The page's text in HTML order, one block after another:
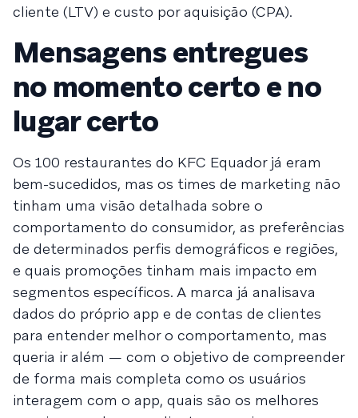
cliente (LTV) e custo por aquisição (CPA).
Mensagens entregues
no momento certo e no
lugar certo
Os 100 restaurantes do KFC Equador já eram
bem-sucedidos, mas os times de marketing não
tinham uma visão detalhada sobre o
comportamento do consumidor, as preferências
de determinados perfis demográficos e regiões,
e quais promoções tinham mais impacto em
segmentos específicos. A marca já analisava
dados do próprio app e de contas de clientes
para entender melhor o comportamento, mas
queria ir além — com o objetivo de compreender
de forma mais completa como os usuários
interagem com o app, quais são os melhores